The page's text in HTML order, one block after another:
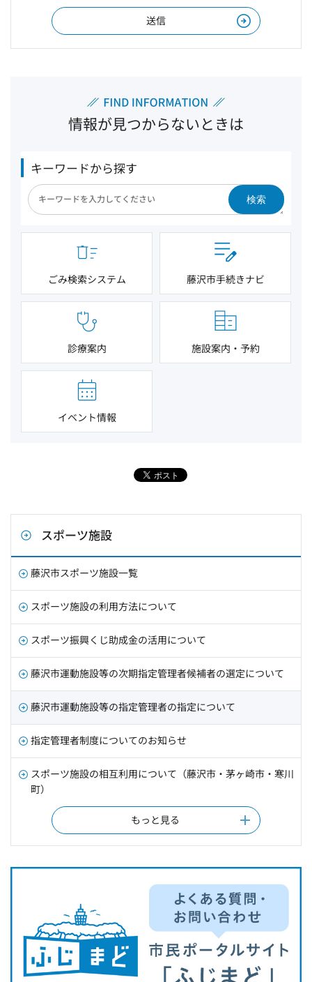
情報が見つからないときは
キーワードから探す
検索
ごみ検索システム 藤沢市手続きナビ
診療案内 施設案内・予約
イベント情報
スポーツ施設
藤沢市スポーツ施設一覧
スポーツ施設の利用方法について
スポーツ振興くじ助成金の活用について
藤沢市運動施設等の次期指定管理者候補者の選定について
藤沢市運動施設等の指定管理者の指定について
指定管理者制度についてのお知らせ
スポーツ施設の相互利用について（藤沢市・茅ヶ崎市・寒川
町）
もっと見る